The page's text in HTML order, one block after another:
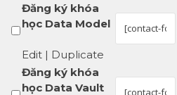
Đăng ký khóa
học Data Model
Edit | Duplicate
Đăng ký khóa
học Data Vault